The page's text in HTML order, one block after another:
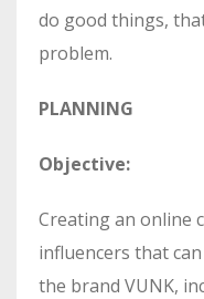
do good things,
problem.
PLANNING
Objective:
Creating an online
influencers that
the brand VUNK,